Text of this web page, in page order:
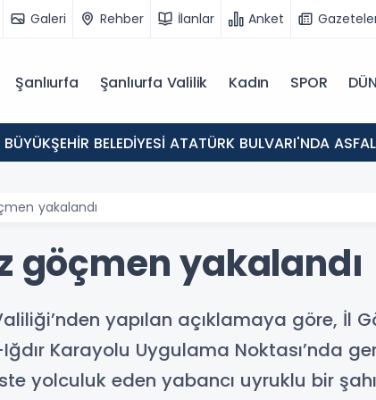
Galeri Rehber İlanlar Anket
Şanlıurfa Şanlıurfa Valilik Kadın SPOR
BÜYÜKŞEHİR BELEDİYESİ ATATÜRK BULVARI'NDA
yakalandı
göçmen yakalandı
yapılan açıklamaya göre, İl
Karayolu Uygulama Noktası’nda
yolculuk eden yabancı uyruklu bir